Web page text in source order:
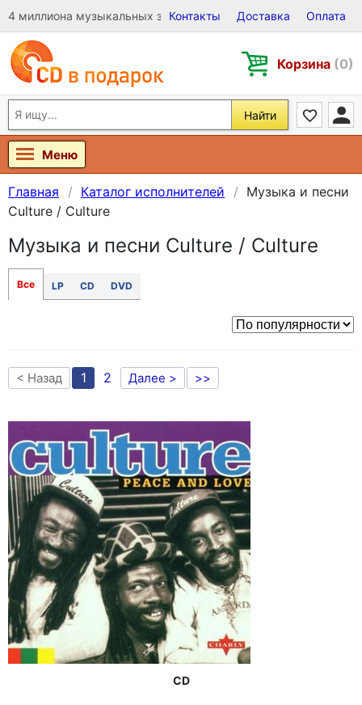
4 миллиона музыкальных записей на Виниле, CD и DVD
Контакты Доставка Оплата
Корзина (0)
Найти
Меню
Главная Каталог исполнителей
Музыка и песни
Culture / Culture
Музыка и песни Culture / Culture
Все LP CD DVD
< Назад 1 2 Далее > >>
CD